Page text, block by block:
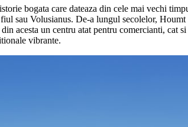
bogata care dateaza din cele mai vechi
sau Volusianus. De-a lungul secolelor,
acesta un centru atat pentru comercianti, cat
vibrante.